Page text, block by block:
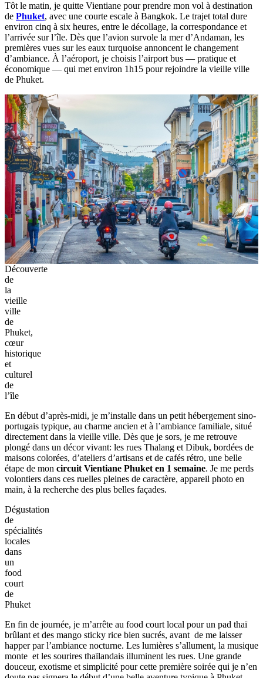
Tôt le matin, je quitte Vientiane pour prendre mon vol à destination
de Phuket, avec une courte escale à Bangkok. Le trajet total dure
environ cinq à six heures, entre le décollage, la correspondance et
l’arrivée sur l’île. Dès que l’avion survole la mer d’Andaman, les
premières vues sur les eaux turquoise annoncent le changement
d’ambiance. À l’aéroport, je choisis l’airport bus — pratique et
économique — qui met environ 1h15 pour rejoindre la vieille ville
de Phuket.
Découverte
de
la
vieille
ville
de
Phuket,
cœur
historique
et
culturel
de
l’île
En début d’après-midi, je m’installe dans un petit hébergement sino-
portugais typique, au charme ancien et à l’ambiance familiale, situé
directement dans la vieille ville. Dès que je sors, je me retrouve
plongé dans un décor vivant: les rues Thalang et Dibuk, bordées de
maisons colorées, d’ateliers d’artisans et de cafés rétro, une belle
étape de mon circuit Vientiane Phuket en 1 semaine. Je me perds
volontiers dans ces ruelles pleines de caractère, appareil photo en
main, à la recherche des plus belles façades.